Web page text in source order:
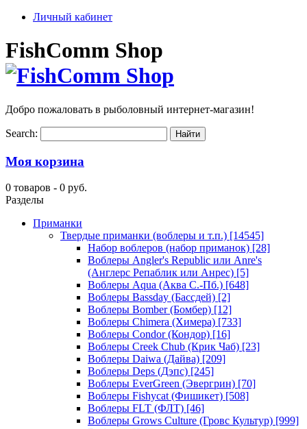
Личный кабинет
FishComm Shop
Добро пожаловать в рыболовный интернет-магазин!
Search:
Моя корзина
0 товаров - 0 руб.
Разделы
Приманки
Твердые приманки (воблеры и т.п.) [14545]
Набор воблеров (набор приманок) [28]
Воблеры Angler's Republic или Anre's
(Англерс Репаблик или Анрес) [5]
Воблеры Aqua (Аква С.-Пб.) [648]
Воблеры Bassday (Бассдей) [2]
Воблеры Bomber (Бомбер) [12]
Воблеры Chimera (Химера) [733]
Воблеры Condor (Кондор) [16]
Воблеры Creek Chub (Крик Чаб) [23]
Воблеры Daiwa (Дайва) [209]
Воблеры Deps (Дэпс) [245]
Воблеры EverGreen (Эвергрин) [70]
Воблеры Fishycat (Фишикет) [508]
Воблеры FLT (ФЛТ) [46]
Воблеры Grows Culture (Гровс Культур) [999]